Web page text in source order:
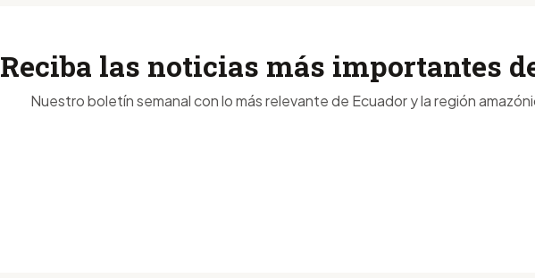
Reciba las noticias más importantes
Nuestro boletín semanal con lo más relevante de Ecuador y la región